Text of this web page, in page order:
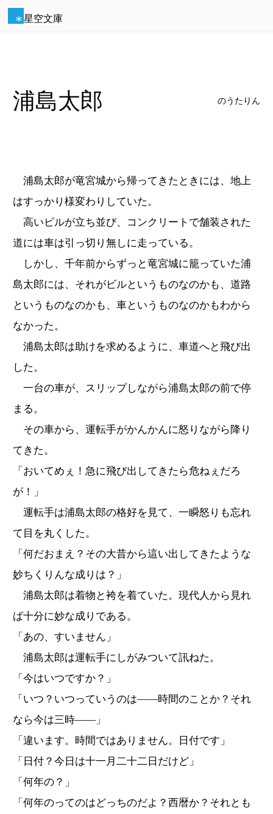
星空文庫
浦島太郎 のうたりん
浦島太郎が竜宮城から帰ってきたときには、地上
はすっかり様変わりしていた。
高いビルが立ち並び、コンクリートで舗装された
道には車は引っ切り無しに走っている。
しかし、千年前からずっと竜宮城に籠っていた浦
島太郎には、それがビルというものなのかも、道路
というものなのかも、車というものなのかもわから
なかった。
浦島太郎は助けを求めるように、車道へと飛び出
した。
一台の車が、スリップしながら浦島太郎の前で停
まる。
その車から、運転手がかんかんに怒りながら降り
てきた。
「おいてめぇ！急に飛び出してきたら危ねぇだろ
が！」
運転手は浦島太郎の格好を見て、一瞬怒りも忘れ
て目を丸くした。
「何だおまえ？その大昔から這い出してきたような
妙ちくりんな成りは？」
浦島太郎は着物と袴を着ていた。現代人から見れ
ば十分に妙な成りである。
「あの、すいません」
浦島太郎は運転手にしがみついて訊ねた。
「今はいつですか？」
「いつ？いつっていうのは――時間のことか？それ
なら今は三時――」
「違います。時間ではありません。日付です」
「日付？今日は十一月二十二日だけど」
「何年の？」
「何年のってのはどっちのだよ？西暦か？それとも